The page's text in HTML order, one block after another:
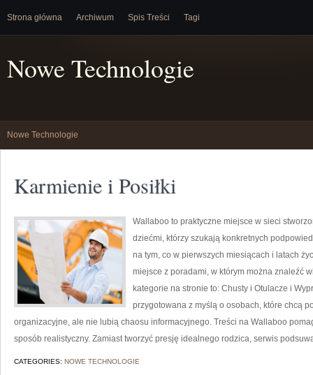
Strona główna Archiwum Spis Treści Tagi
Nowe Technologie
Nowe Technologie
Karmienie i Posiłki
Wallaboo to praktyczne miejsce w sieci
dziećmi, którzy szukają konkretnych
na tym, co w pierwszych miesiącach i latach
miejsce z poradami, w którym można znaleźć
kategorie na stronie to: Chusty i Otulacze i
przygotowana z myślą o osobach, które chcą
organizacyjne, ale nie lubią chaosu informacyjnego. Treści na Wallaboo
sposób realistyczny. Zamiast tworzyć presję idealnego rodzica, serwis
CATEGORIES: NOWE TECHNOLOGIE